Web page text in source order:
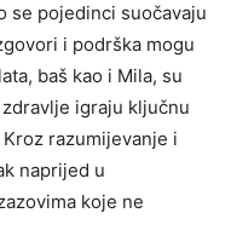
se pojedinci suočavaju
i podrška mogu
baš kao i Mila, su
igraju ključnu
razumijevanje i
naprijed u
koje ne